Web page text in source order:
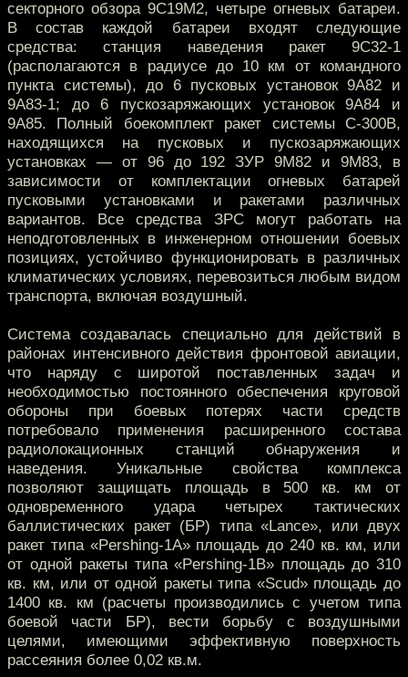
секторного обзора 9С19М2, четыре огневых батареи.
В состав каждой батареи входят следующие
средства: станция наведения ракет 9С32-1
(располагаются в радиусе до 10 км от командного
пункта системы), до 6 пусковых установок 9А82 и
9А83-1; до 6 пускозаряжающих установок 9А84 и
9А85. Полный боекомплект ракет системы С-300В,
находящихся на пусковых и пускозаряжающих
установках — от 96 до 192 ЗУР 9М82 и 9М83, в
зависимости от комплектации огневых батарей
пусковыми установками и ракетами различных
вариантов. Все средства ЗРС могут работать на
неподготовленных в инженерном отношении боевых
позициях, устойчиво функционировать в различных
климатических условиях, перевозиться любым видом
транспорта, включая воздушный.
Система создавалась специально для действий в
районах интенсивного действия фронтовой авиации,
что наряду с широтой поставленных задач и
необходимостью постоянного обеспечения круговой
обороны при боевых потерях части средств
потребовало применения расширенного состава
радиолокационных станций обнаружения и
наведения. Уникальные свойства комплекса
позволяют защищать площадь в 500 кв. км от
одновременного удара четырех тактических
баллистических ракет (БР) типа «Lance», или двух
ракет типа «Pershing-1A» площадь до 240 кв. км, или
от одной ракеты типа «Pershing-1B» площадь до 310
кв. км, или от одной ракеты типа «Scud» площадь до
1400 кв. км (расчеты производились с учетом типа
боевой части БР), вести борьбу с воздушными
целями, имеющими эффективную поверхность
рассеяния более 0,02 кв.м.